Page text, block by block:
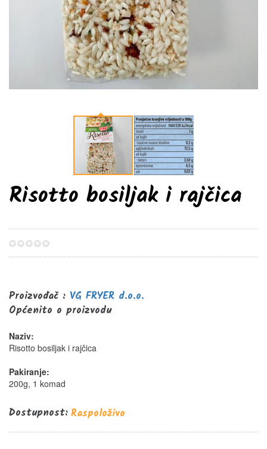
Risotto bosiljak i rajčica
Proizvođač : VG FRYER d.o.o.
Općenito o proizvodu
Naziv:
Risotto bosiljak i rajčica
Pakiranje:
200g, 1 komad
Dostupnost:Raspoloživo